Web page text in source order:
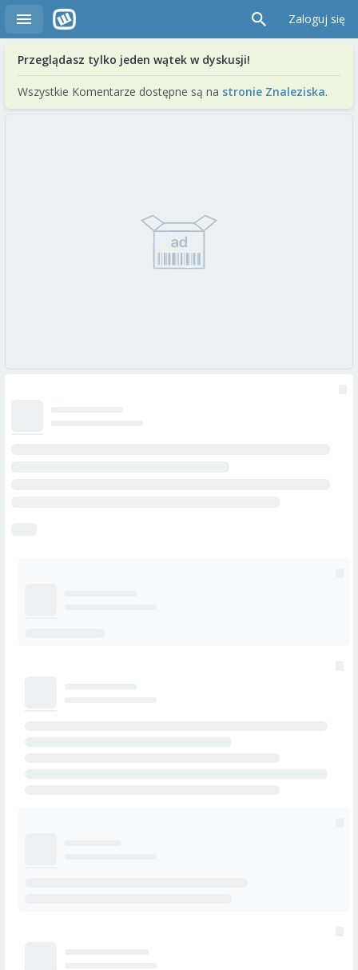
Zaloguj się
Przeglądasz tylko jeden wątek w dyskusji!
Wszystkie Komentarze dostępne są na stronie Znaleziska.